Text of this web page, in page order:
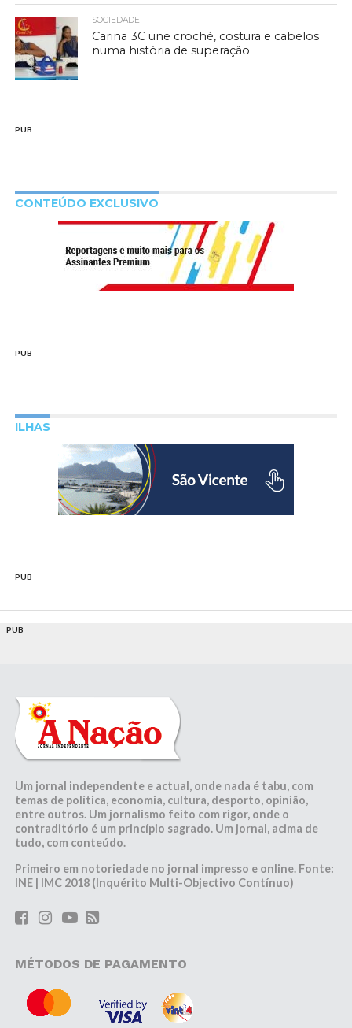
SOCIEDADE
Carina 3C une croché, costura e cabelos
numa história de superação
PUB
CONTEÚDO EXCLUSIVO
PUB
ILHAS
PUB
PUB
Um jornal independente e actual, onde nada é tabu, com
temas de política, economia, cultura, desporto, opinião,
entre outros. Um jornalismo feito com rigor, onde o
contraditório é um princípio sagrado. Um jornal, acima de
tudo, com conteúdo.
Primeiro em notoriedade no jornal impresso e online. Fonte:
INE | IMC 2018 (Inquérito Multi-Objectivo Contínuo)
MÉTODOS DE PAGAMENTO